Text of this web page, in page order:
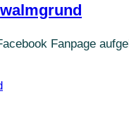
Fanpage